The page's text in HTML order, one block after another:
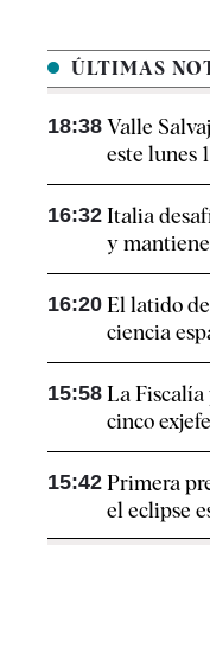
ÚLTIMAS
18:38 Valle
este lunes
16:32 Italia
y mantiene
16:20 El latido
ciencia
15:58 La Fiscalía
cinco
15:42 Primera
el eclipse